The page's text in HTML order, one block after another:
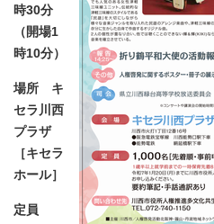
時30分
（開場1
時10分）
場所 キ
セラ川西
プラザ
［キセラ
ホール］
定員